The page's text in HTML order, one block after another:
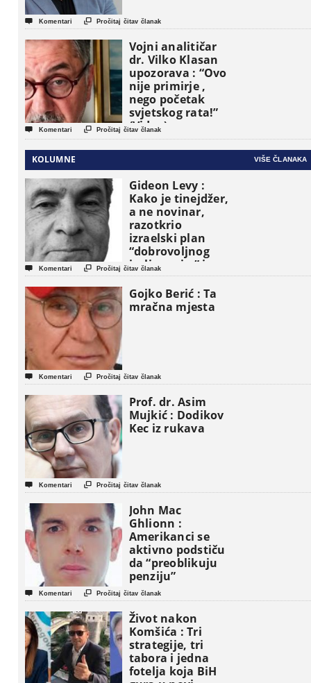
 Komentari  Pročitaj čitav članak
Vojni analitičar
dr. Vilko Klasan
upozorava : “Ovo
nije primirje ,
nego početak
svjetskog rata!”
(Video)
 Komentari  Pročitaj čitav članak
KOLUMNE VIŠE ČLANAKA
Gideon Levy :
Kako je tinejdžer,
a ne novinar,
razotkrio
izraelski plan
“dobrovoljnog
iseljavanja ” iz
Gaze
 Komentari  Pročitaj čitav članak
Gojko Berić : Ta
mračna mjesta
 Komentari  Pročitaj čitav članak
Prof. dr. Asim
Mujkić : Dodikov
Kec iz rukava
 Komentari  Pročitaj čitav članak
John Mac
Ghlionn :
Amerikanci se
aktivno podstiču
da “preoblikuju
penziju”
 Komentari  Pročitaj čitav članak
Život nakon
Komšića : Tri
strategije, tri
tabora i jedna
fotelja koja BiH